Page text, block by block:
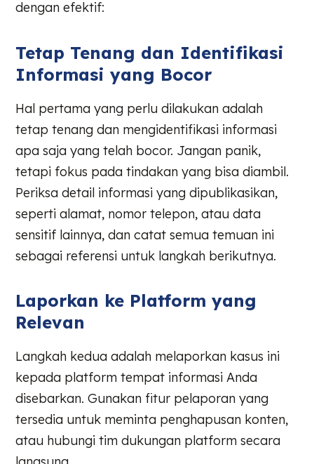
dengan efektif:
Tetap Tenang dan Identifikasi
Informasi yang Bocor
Hal pertama yang perlu dilakukan adalah
tetap tenang dan mengidentifikasi informasi
apa saja yang telah bocor. Jangan panik,
tetapi fokus pada tindakan yang bisa diambil.
Periksa detail informasi yang dipublikasikan,
seperti alamat, nomor telepon, atau data
sensitif lainnya, dan catat semua temuan ini
sebagai referensi untuk langkah berikutnya.
Laporkan ke Platform yang
Relevan
Langkah kedua adalah melaporkan kasus ini
kepada platform tempat informasi Anda
disebarkan. Gunakan fitur pelaporan yang
tersedia untuk meminta penghapusan konten,
atau hubungi tim dukungan platform secara